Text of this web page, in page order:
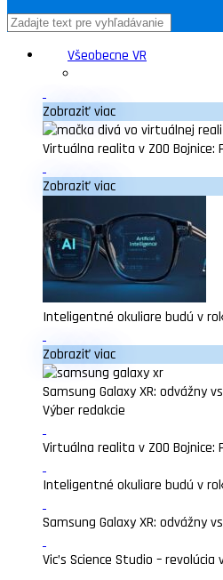
Všeobecne VR
Zobraziť viac
Virtuálna realita v ZOO
Zobraziť viac
Inteligentné okuliare budú v
Zobraziť viac
Samsung Galaxy XR: odvážny
Výber redakcie
Virtuálna realita v ZOO
Inteligentné okuliare budú v
Samsung Galaxy XR: odvážny
Vic’s Science Studio –